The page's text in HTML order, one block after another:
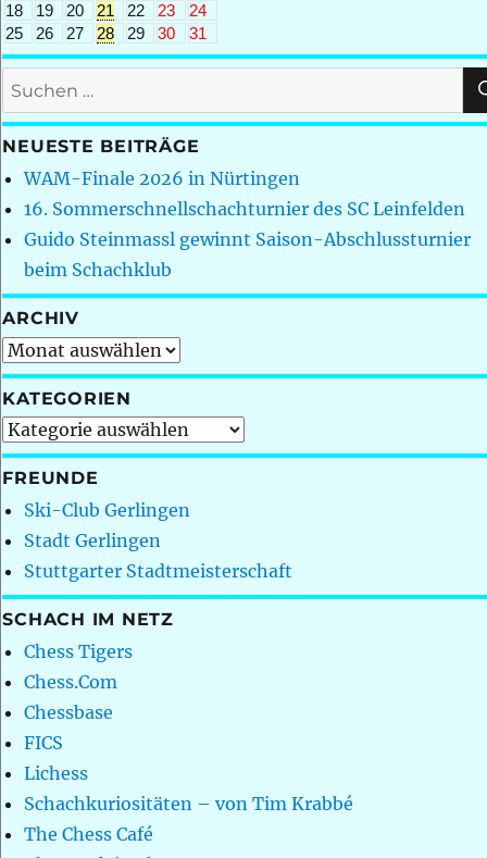
18
19 20 21 22 23
24
25
26 27 28 29 30 31
Suchen
nach:
NEUESTE BEITRÄGE
WAM-Finale 2026 in Nürtingen
16. Sommerschnellschachturnier des SC Leinfelden
Guido Steinmassl gewinnt Saison-Abschlussturnier
beim Schachklub
ARCHIV
Archiv
KATEGORIEN
Kategorien
FREUNDE
Ski-Club Gerlingen
Stadt Gerlingen
Stuttgarter Stadtmeisterschaft
SCHACH IM NETZ
Chess Tigers
Chess.Com
Chessbase
FICS
Lichess
Schachkuriositäten – von Tim Krabbé
The Chess Café